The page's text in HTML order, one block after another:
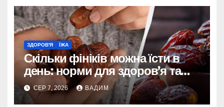
ЗДОРОВ'Я ЇЖА
Скільки фініків можна їсти в
день: норми для здоров’я та
енергії
СЕР 7, 2026 ВАДИМ